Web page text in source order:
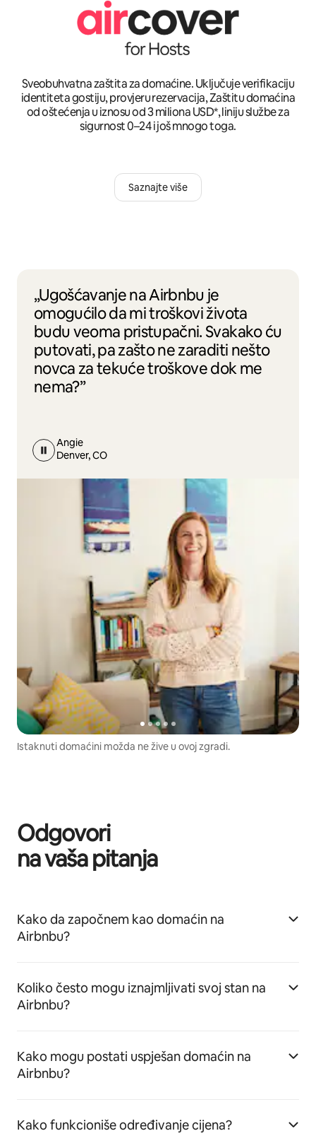
Sveobuhvatna zaštita za domaćine. Uključuje verifikaciju
identiteta gostiju, provjeru rezervacija, Zaštitu domaćina
od oštećenja u iznosu od 3 miliona USD*, liniju službe za
sigurnost 0–24 i još mnogo toga.
Saznajte više
„Ugošćavanje na Airbnbu je
omogućilo da mi troškovi života
budu veoma pristupačni. Svakako ću
putovati, pa zašto ne zaraditi nešto
novca za tekuće troškove dok me
nema?”
Angie
Denver, CO
Istaknuti domaćini možda ne žive u ovoj zgradi.
Odgovori
na vaša pitanja
Kako da započnem kao domaćin na
Airbnbu?
Koliko često mogu iznajmljivati svoj stan na
Airbnbu?
Kako mogu postati uspješan domaćin na
Airbnbu?
Kako funkcioniše određivanje cijena?